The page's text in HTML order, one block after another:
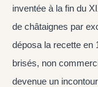
inventée à la fin du
de châtaignes par
déposa la recette en
brisés, non
devenue un